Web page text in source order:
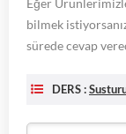
Eğer
bilmek
sürede cevap
DERS :